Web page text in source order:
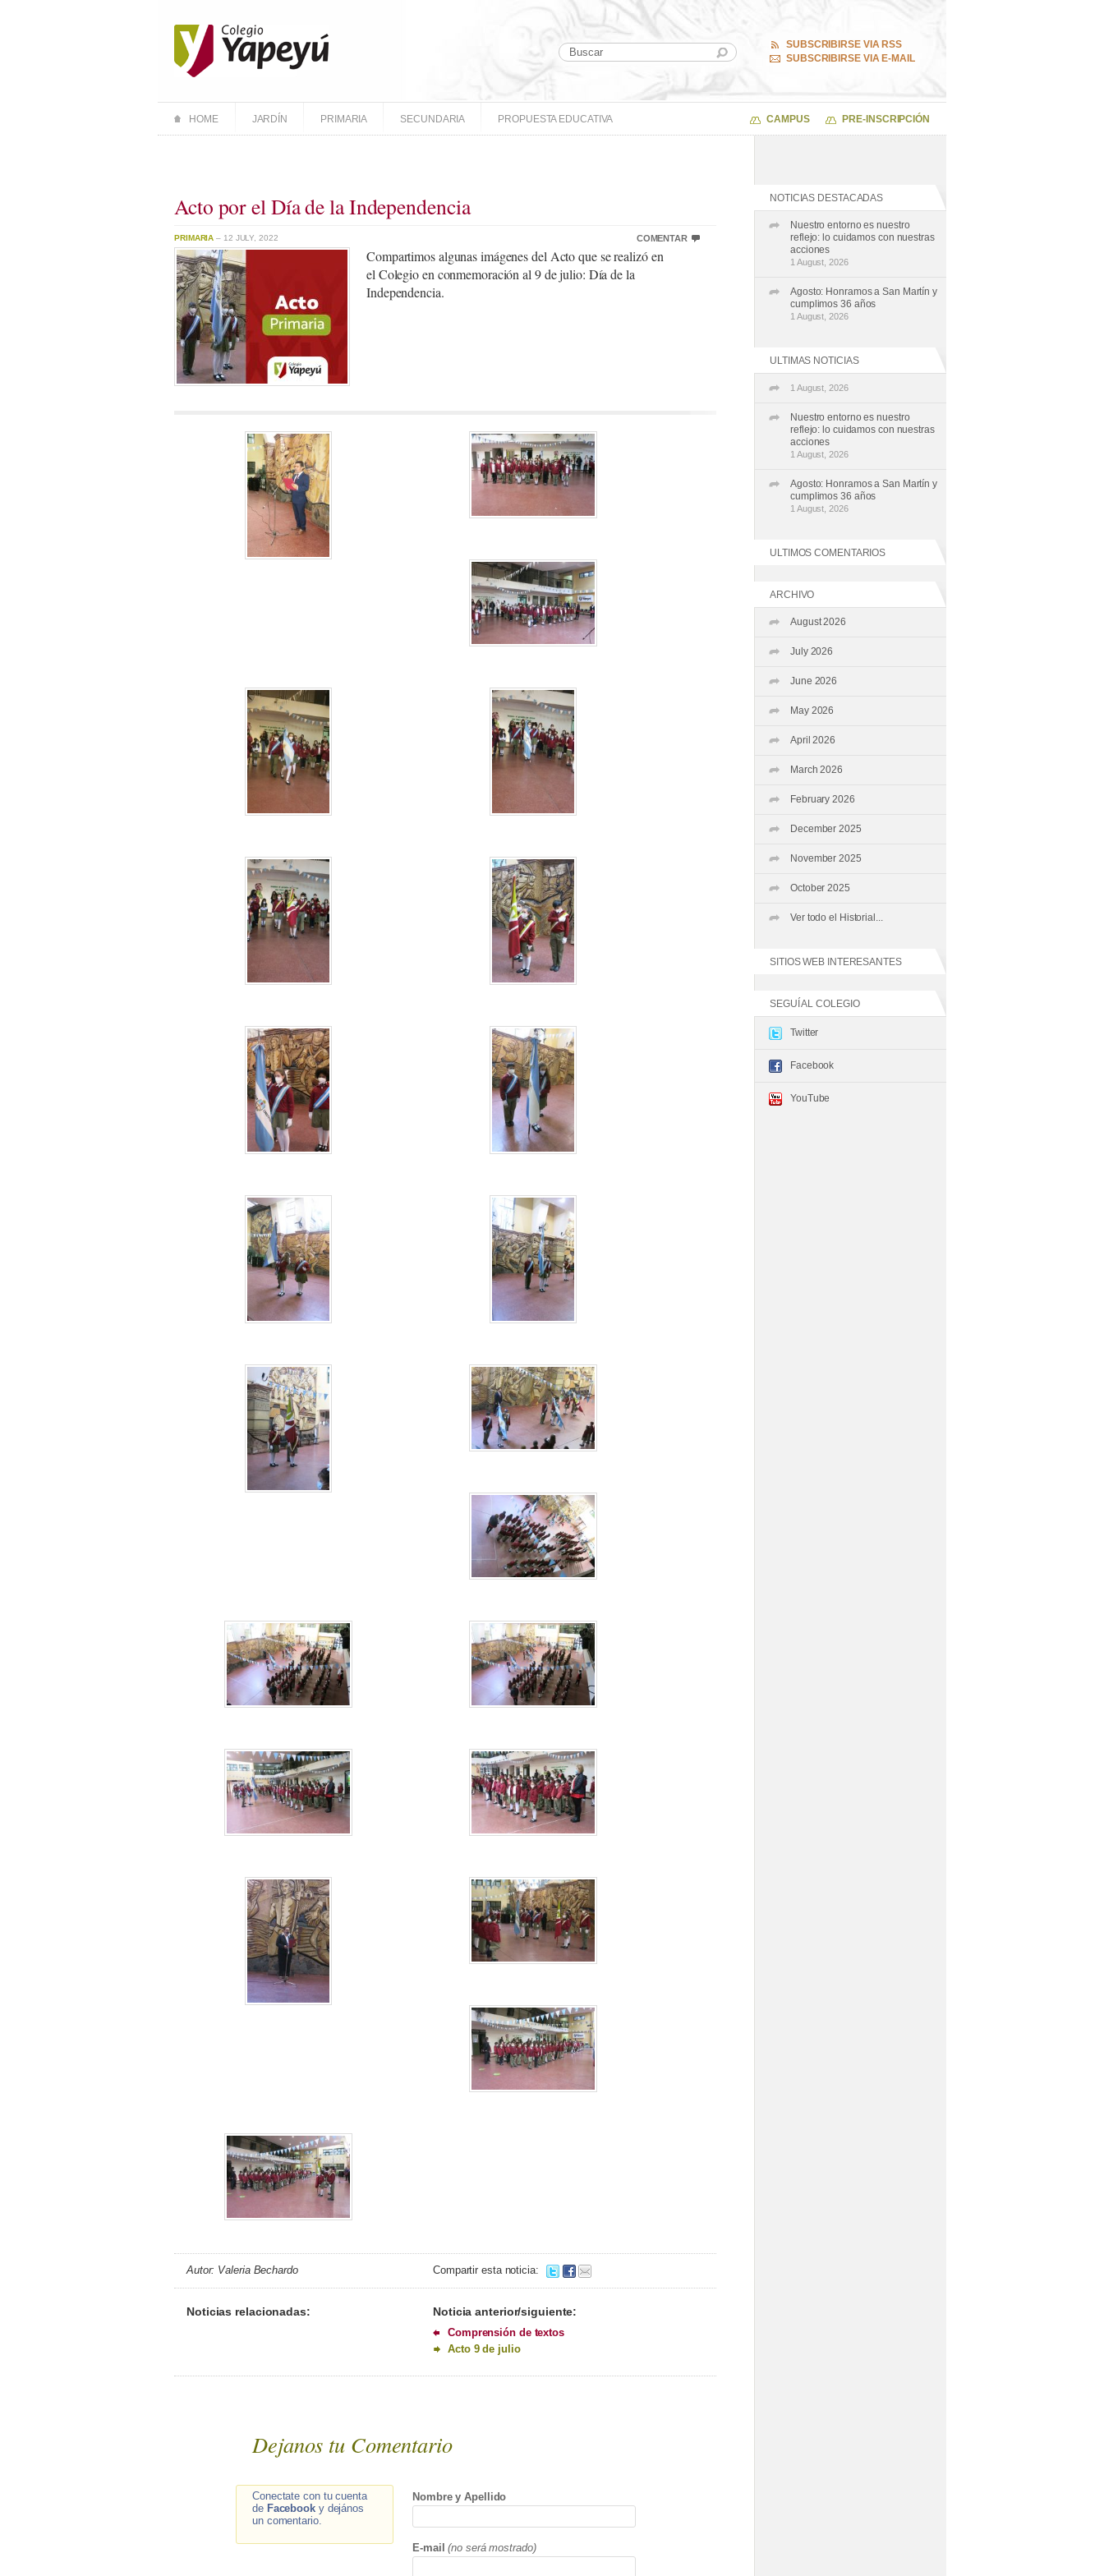
SUBSCRIBIRSE VIA RSS
SUBSCRIBIRSE VIA E-MAIL
HOME JARDÍN PRIMARIA SECUNDARIA PROPUESTA EDUCATIVA CAMPUS PRE-INSCRIPCIÓN
Acto por el Día de la Independencia
PRIMARIA – 12 JULY, 2022 COMENTAR
Compartimos algunas imágenes del Acto que se realizó en
el Colegio en conmemoración al 9 de julio: Día de la
Independencia.
Autor: Valeria Bechardo Compartir esta noticia:
Noticias relacionadas: Noticia anterior/siguiente:
Comprensión de textos
Acto 9 de julio
Dejanos tu Comentario
Conectate con tu cuenta
de Facebooky dejános
un comentario.
Nombre y Apellido
E-mail (no será mostrado)
NOTICIAS DESTACADAS
Nuestro entorno es nuestro
reflejo: lo cuidamos con nuestras
acciones
1 August, 2026
Agosto: Honramos a San Martín y
cumplimos 36 años
1 August, 2026
ULTIMAS NOTICIAS
1 August, 2026
Nuestro entorno es nuestro
reflejo: lo cuidamos con nuestras
acciones
1 August, 2026
Agosto: Honramos a San Martín y
cumplimos 36 años
1 August, 2026
ULTIMOS COMENTARIOS
ARCHIVO
August 2026
July 2026
June 2026
May 2026
April 2026
March 2026
February 2026
December 2025
November 2025
October 2025
Ver todo el Historial...
SITIOS WEB INTERESANTES
SEGUÍ AL COLEGIO
Twitter
Facebook
YouTube